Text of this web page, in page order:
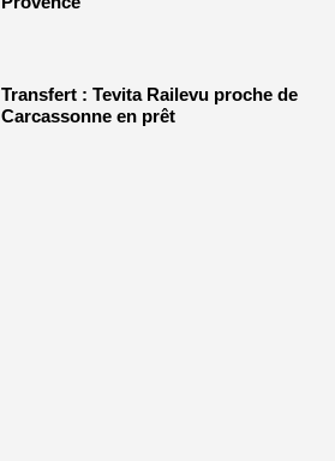
Transfert : Tevita Railevu proche de
Carcassonne en prêt